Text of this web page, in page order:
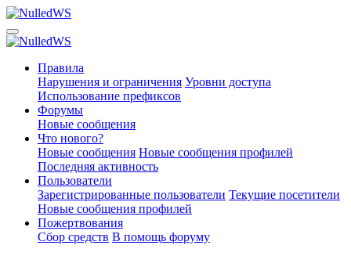
Правила
Нарушения и ограничения Уровни доступа
Использование префиксов
Форумы
Новые сообщения
Что нового?
Новые сообщения Новые сообщения профилей
Последняя активность
Пользователи
Зарегистрированные пользователи Текущие посетители
Новые сообщения профилей
Пожертвования
Сбор средств В помощь форуму